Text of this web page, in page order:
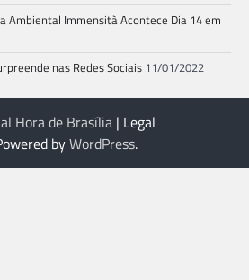
Ambiental Immensità Acontece Dia 14 em
nas Redes Sociais 11/01/2022
Hora de Brasília | Legal
byWordPress.